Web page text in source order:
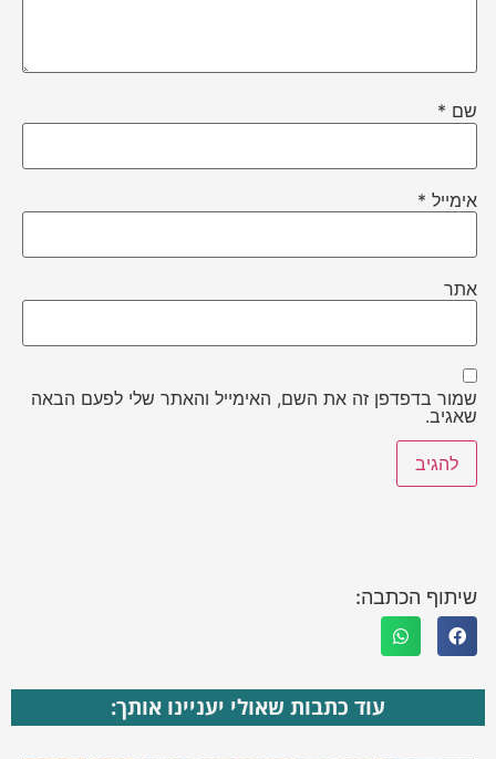
שם *
אימייל *
אתר
שמור בדפדפן זה את השם, האימייל והאתר שלי לפעם הבאה
שאגיב.
שיתוף הכתבה:
עוד כתבות שאולי יעניינו אותך: